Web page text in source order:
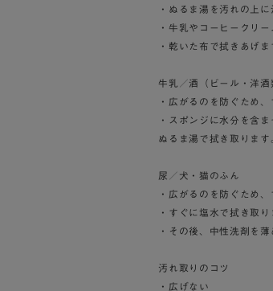
・ぬるま湯を汚れの上
・牛乳やコーヒークリ
・乾いた布で拭きあげま
牛乳／酒（ビール・洋酒
・広がるのを防ぐため
・スポンジに水分を含
ぬるま湯で拭き取ります
尿／犬・猫のふん
・広がるのを防ぐため
・すぐに塩水で拭き取り
・その後、中性洗剤を
汚れ取りのコツ
・広げない